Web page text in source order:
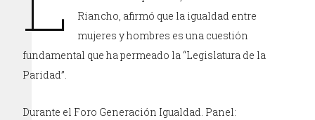
Riancho, afirmó que la igualdad entre
mujeres y hombres es una cuestión
fundamental que ha permeado la “Legislatura de la
Paridad”.
Durante el Foro Generación Igualdad. Panel: